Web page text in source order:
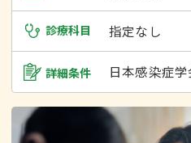
診療科目 指定なし
詳細条件 日本感染症